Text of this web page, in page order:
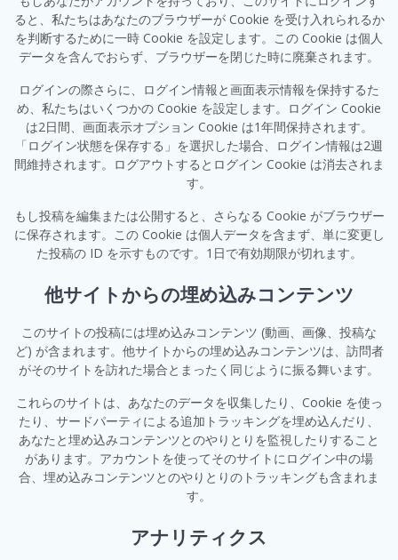
ると、私たちはあなたのブラウザーが Cookie を受け入れられるか
を判断するために一時 Cookie を設定します。この Cookie は個人
データを含んでおらず、ブラウザーを閉じた時に廃棄されます。
ログインの際さらに、ログイン情報と画面表示情報を保持するた
め、私たちはいくつかの Cookie を設定します。ログイン Cookie
は2日間、画面表示オプション Cookie は1年間保持されます。
「ログイン状態を保存する」を選択した場合、ログイン情報は2週
間維持されます。ログアウトするとログイン Cookie は消去されま
す。
もし投稿を編集または公開すると、さらなる Cookie がブラウザー
に保存されます。この Cookie は個人データを含まず、単に変更し
た投稿の ID を示すものです。1日で有効期限が切れます。
他サイトからの埋め込みコンテンツ
このサイトの投稿には埋め込みコンテンツ (動画、画像、投稿な
ど) が含まれます。他サイトからの埋め込みコンテンツは、訪問者
がそのサイトを訪れた場合とまったく同じように振る舞います。
これらのサイトは、あなたのデータを収集したり、Cookie を使っ
たり、サードパーティによる追加トラッキングを埋め込んだり、
あなたと埋め込みコンテンツとのやりとりを監視したりすること
があります。アカウントを使ってそのサイトにログイン中の場
合、埋め込みコンテンツとのやりとりのトラッキングも含まれま
す。
アナリティクス